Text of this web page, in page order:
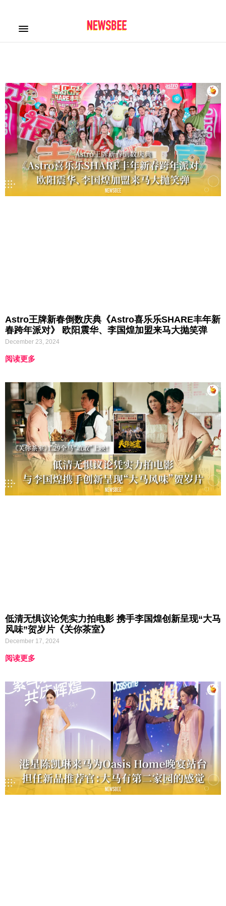
Astro王牌新春倒数庆典《Astro喜乐乐SHARE丰年新
春跨年派对》 欧阳震华、李国煌加盟来马大抛笑弹
December 23, 2024
阅读更多
低清无惧议论凭实力拍电影 携手李国煌创新呈现“大马
风味”贺岁片《关你茶室》
December 17, 2024
阅读更多